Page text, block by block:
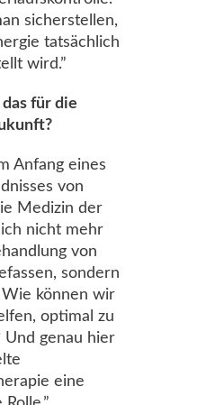
sicherstellen,
tatsächlich
wird.”
für die
Anfang eines
von
Medizin der
nicht mehr
von
sondern
können wir
optimal zu
genau hier
eine